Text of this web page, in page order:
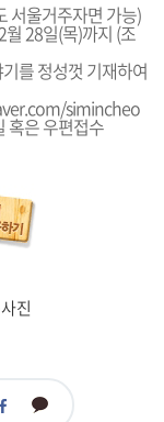
서울거주자면 가능)
28일(목)까지 (조
를 정성껏 기재하여
simincheo
혹은 우편접수
진
페 카